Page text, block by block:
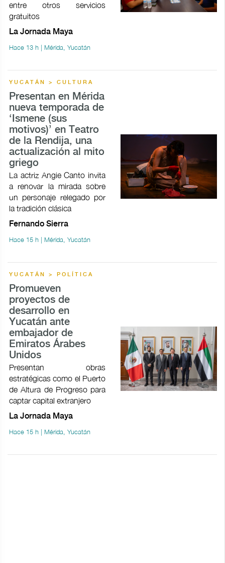
entre otros servicios
gratuitos
La Jornada Maya
Hace 13 h | Mérida, Yucatán
YUCATÁN > CULTURA
Presentan en Mérida
nueva temporada de
‘Ismene (sus
motivos)’ en Teatro
de la Rendija, una
actualización al mito
griego
La actriz Angie Canto invita
a renovar la mirada sobre
un personaje relegado por
la tradición clásica
Fernando Sierra
Hace 15 h | Mérida, Yucatán
YUCATÁN > POLÍTICA
Promueven
proyectos de
desarrollo en
Yucatán ante
embajador de
Emiratos Árabes
Unidos
Presentan obras
estratégicas como el Puerto
de Altura de Progreso para
captar capital extranjero
La Jornada Maya
Hace 15 h | Mérida, Yucatán